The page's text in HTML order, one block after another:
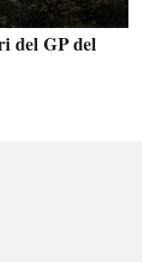
del GP del